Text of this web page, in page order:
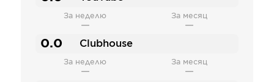
За неделю
—
За месяц
—
0.0 Clubhouse
За неделю
—
За месяц
—